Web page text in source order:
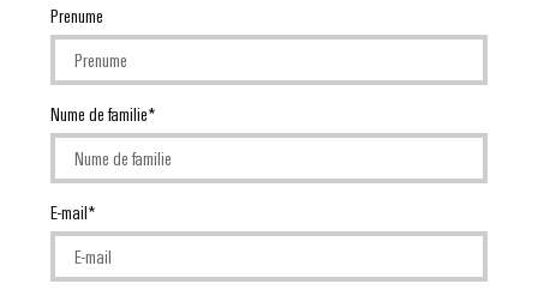
Prenume
Nume de familie
E-mail